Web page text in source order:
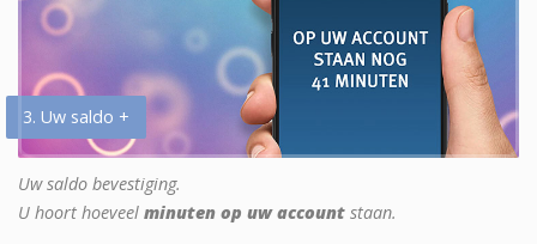
3. Uw saldo +
Uw saldo bevestiging.
U hoort hoeveel minuten op uw account staan.